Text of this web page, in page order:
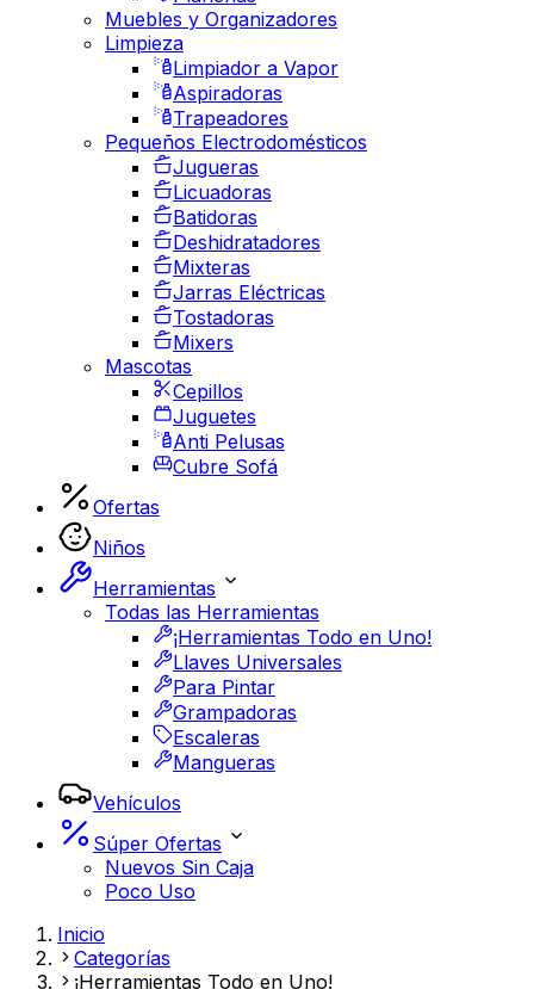
Muebles y Organizadores
Limpieza
Limpiador a Vapor
Aspiradoras
Trapeadores
Pequeños Electrodomésticos
Jugueras
Licuadoras
Batidoras
Deshidratadores
Mixteras
Jarras Eléctricas
Tostadoras
Mixers
Mascotas
Cepillos
Juguetes
Anti Pelusas
Cubre Sofá
Ofertas
Niños
Herramientas
Todas las Herramientas
¡Herramientas Todo en Uno!
Llaves Universales
Para Pintar
Grampadoras
Escaleras
Mangueras
Vehículos
Súper Ofertas
Nuevos Sin Caja
Poco Uso
Inicio
Categorías
¡Herramientas Todo en Uno!